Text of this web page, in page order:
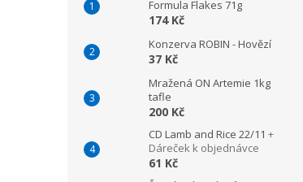
Formula Flakes 71g
174 Kč
Konzerva ROBIN - Hovězí
37 Kč
Mražená ON Artemie 1kg
tafle
200 Kč
CD Lamb and Rice 22/11 +
Dáreček k objednávce
61 Kč